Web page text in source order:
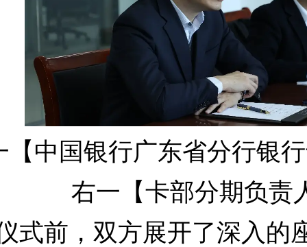
【中国银行广东省分行银
右一【卡部分期负责
式前，双方展开了深入的